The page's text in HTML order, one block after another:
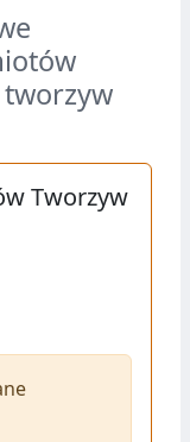
tworzyw
Tworzyw